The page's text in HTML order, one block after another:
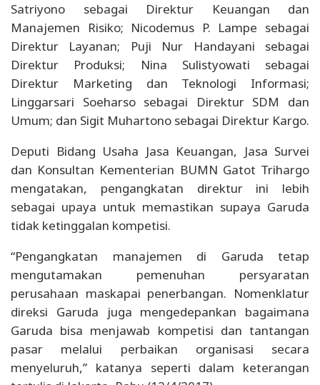
Satriyono sebagai Direktur Keuangan dan
Manajemen Risiko; Nicodemus P. Lampe sebagai
Direktur Layanan; Puji Nur Handayani sebagai
Direktur Produksi; Nina Sulistyowati sebagai
Direktur Marketing dan Teknologi Informasi;
Linggarsari Soeharso sebagai Direktur SDM dan
Umum; dan Sigit Muhartono sebagai Direktur Kargo.
Deputi Bidang Usaha Jasa Keuangan, Jasa Survei
dan Konsultan Kementerian BUMN Gatot Trihargo
mengatakan, pengangkatan direktur ini lebih
sebagai upaya untuk memastikan supaya Garuda
tidak ketinggalan kompetisi.
“Pengangkatan manajemen di Garuda tetap
mengutamakan pemenuhan persyaratan
perusahaan maskapai penerbangan. Nomenklatur
direksi Garuda juga mengedepankan bagaimana
Garuda bisa menjawab kompetisi dan tantangan
pasar melalui perbaikan organisasi secara
menyeluruh,” katanya seperti dalam keterangan